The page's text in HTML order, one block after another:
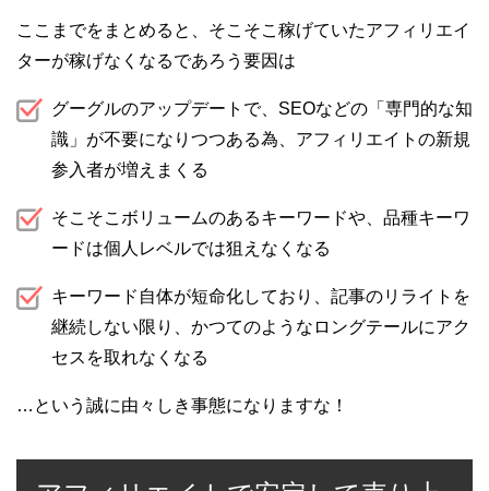
ここまでをまとめると、そこそこ稼げていたアフィリエイ
ターが稼げなくなるであろう要因は
グーグルのアップデートで、SEOなどの「専門的な知
識」が不要になりつつある為、アフィリエイトの新規
参入者が増えまくる
そこそこボリュームのあるキーワードや、品種キーワ
ードは個人レベルでは狙えなくなる
キーワード自体が短命化しており、記事のリライトを
継続しない限り、かつてのようなロングテールにアク
セスを取れなくなる
…という誠に由々しき事態になりますな！